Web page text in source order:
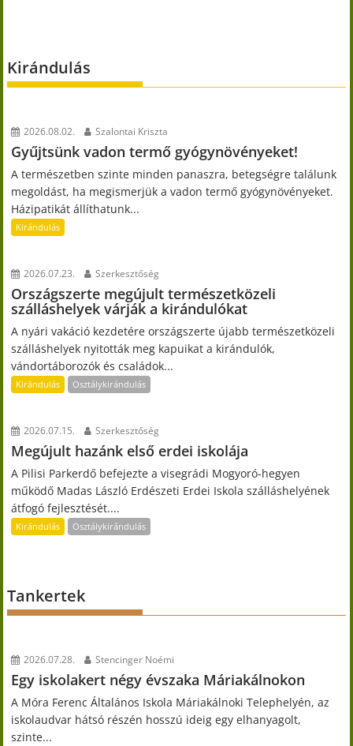
Kirándulás
2026.08.02. Szalontai Kriszta
Gyűjtsünk vadon termő gyógynövényeket!
A természetben szinte minden panaszra, betegségre találunk
megoldást, ha megismerjük a vadon termő gyógynövényeket.
Házipatikát állíthatunk...
Kirándulás
2026.07.23. Szerkesztőség
Országszerte megújult természetközeli
szálláshelyek várják a kirándulókat
A nyári vakáció kezdetére országszerte újabb természetközeli
szálláshelyek nyitották meg kapuikat a kirándulók,
vándortáborozók és családok...
Kirándulás Osztálykirándulás
2026.07.15. Szerkesztőség
Megújult hazánk első erdei iskolája
A Pilisi Parkerdő befejezte a visegrádi Mogyoró-hegyen
működő Madas László Erdészeti Erdei Iskola szálláshelyének
átfogó fejlesztését....
Kirándulás Osztálykirándulás
Tankertek
2026.07.28. Stencinger Noémi
Egy iskolakert négy évszaka Máriakálnokon
A Móra Ferenc Általános Iskola Máriakálnoki Telephelyén, az
iskolaudvar hátsó részén hosszú ideig egy elhanyagolt,
szinte...